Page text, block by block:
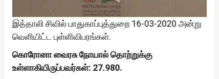
இத்தாலி சிவில் பாதுகாப்புத்துறை 16-03-2020 அன்று
வெளியிட்ட புள்ளிவிபரங்கள்.
கொரோனா வைரசு நோயால் தொற்றுக்கு
உள்ளாகியிருப்பவர்கள்: 27.980.